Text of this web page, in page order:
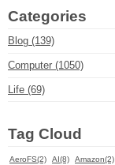
Categories
Blog (139)
Computer (1050)
Life (69)
Tag Cloud
AeroFS(2) AI(8) Amazon(2)